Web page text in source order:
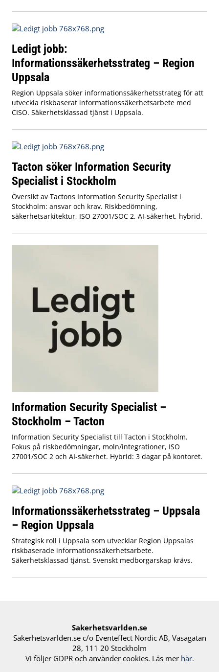
Ledigt jobb:
Informationssäkerhetsstrateg – Region
Uppsala
Region Uppsala söker informationssäkerhetsstrateg för att
utveckla riskbaserat informationssäkerhetsarbete med
CISO. Säkerhetsklassad tjänst i Uppsala.
Tacton söker Information Security
Specialist i Stockholm
Översikt av Tactons Information Security Specialist i
Stockholm: ansvar och krav. Riskbedömning,
säkerhetsarkitektur, ISO 27001/SOC 2, AI‑säkerhet, hybrid.
Information Security Specialist –
Stockholm – Tacton
Information Security Specialist till Tacton i Stockholm.
Fokus på riskbedömningar, moln/integrationer, ISO
27001/SOC 2 och AI-säkerhet. Hybrid: 3 dagar på kontoret.
Informationssäkerhetsstrateg – Uppsala
– Region Uppsala
Strategisk roll i Uppsala som utvecklar Region Uppsalas
riskbaserade informationssäkerhetsarbete.
Säkerhetsklassad tjänst. Svenskt medborgarskap krävs.
Sakerhetsvarlden.se
Sakerhetsvarlden.se c/o Eventeffect Nordic AB, Vasagatan
28, 111 20 Stockholm
Vi följer GDPR och använder cookies. Läs mer här.